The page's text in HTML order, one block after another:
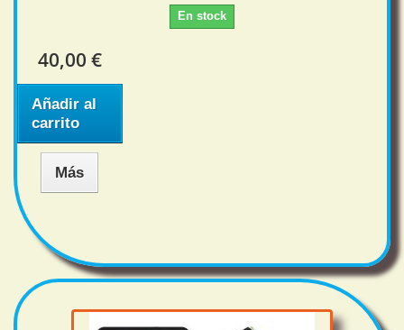
En stock
40,00 €
Añadir al
carrito
Más